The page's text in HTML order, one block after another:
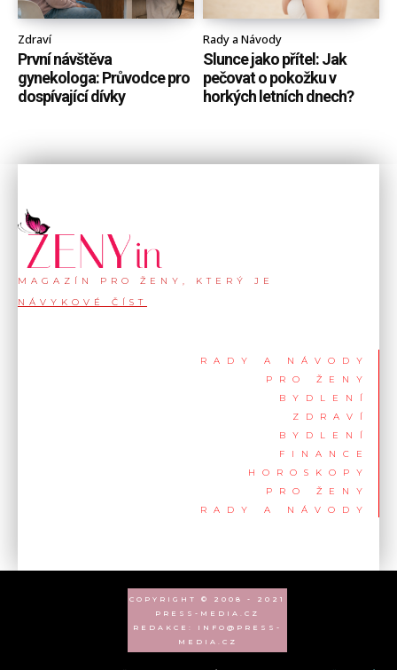
Zdraví
První návštěva
gynekologa: Průvodce pro
dospívající dívky
Rady a Návody
Slunce jako přítel: Jak
pečovat o pokožku v
horkých letních dnech?
MAGAZÍN PRO ŽENY, KTERÝ JE
NÁVYKOVÉ ČÍST
RADY A NÁVODY
PRO ŽENY
BYDLENÍ
ZDRAVÍ
BYDLENÍ
FINANCE
HOROSKOPY
PRO ŽENY
RADY A NÁVODY
COPYRIGHT © 2008 - 2021
PRESS-MEDIA.CZ
REDAKCE: INFO@PRESS-
MEDIA.CZ